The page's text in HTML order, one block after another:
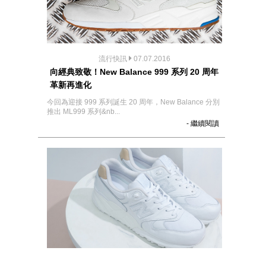
流行快訊 07.07.2016
向經典致敬！New Balance 999 系列 20 周年
革新再進化
今回為迎接 999 系列誕生 20 周年，New Balance 分別
推出 ML999 系列&nb...
- 繼續閱讀